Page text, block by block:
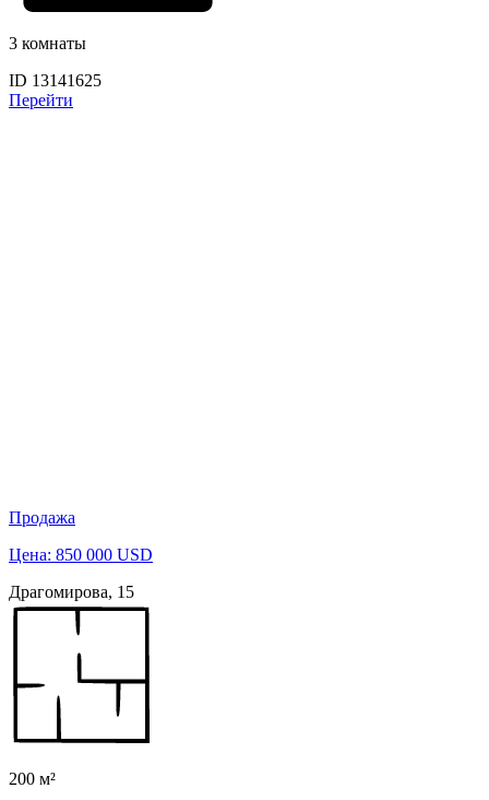
3 комнаты
ID 13141625
Перейти
Продажа
Цена: 850 000 USD
Драгомирова, 15
200 м²